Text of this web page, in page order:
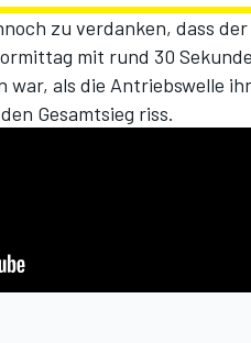
zu verdanken, dass
mit rund 30
war, als die Antriebswelle
Gesamtsieg riss.